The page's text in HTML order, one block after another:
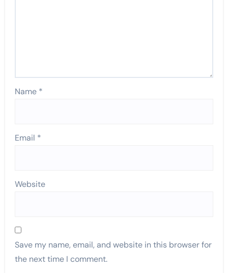
Name *
Email *
Website
Save my name, email, and website in this browser for
the next time I comment.